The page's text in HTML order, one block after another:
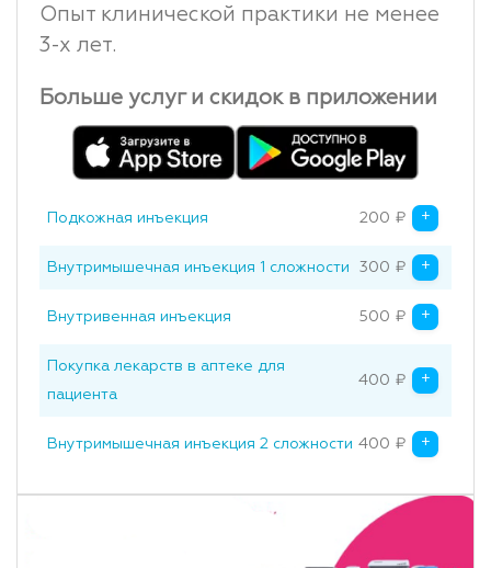
Опыт клинической практики не менее
3-х лет.
Больше услуг и скидок в приложении
Подкожная инъекция
Original price
200 ₽
Current price is:
+
Внутримышечная инъекция 1 сложности
Original price
300 ₽
Current price is:
+
Внутривенная инъекция
Original price
500 ₽
Current price is:
+
Покупка лекарств в аптеке для
пациента
Original price
400 ₽
Current price is:
+
Внутримышечная инъекция 2 сложности
Original price
400 ₽
Current price is:
+